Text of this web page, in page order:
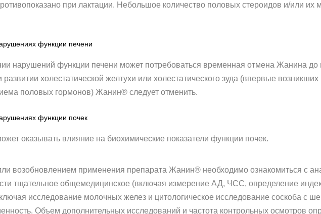
при лактации. Небольшое количество половых стероидов и/или их
функции печени
нарушений функции печени может потребоваться временная отмена Жанина
развитии холестатической желтухи или холестатического зуда (впервые
половых гормонов) Жанин® следует отменить.
функции почек
оказывать влияние на биохимические показатели функции почек.
возобновлением применения препарата Жанин® необходимо ознакомиться с
тщательное общемедицинское (включая измерение АД, ЧСС, определение
исследование молочных желез и цитологическое исследование соскоба с
Объем дополнительных исследований и частота контрольных осмотров